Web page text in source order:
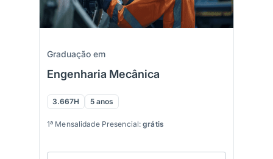
Graduação em
Engenharia Mecânica
3.667H 5 anos
1ª Mensalidade Presencial:grátis